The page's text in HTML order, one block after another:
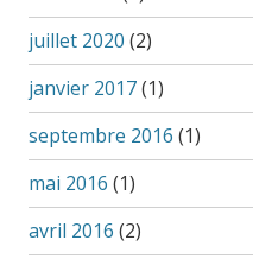
juillet 2020 (2)
janvier 2017(1)
septembre 2016 (1)
mai 2016 (1)
avril 2016 (2)